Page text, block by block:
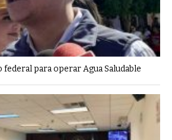
para operar Agua Saludable